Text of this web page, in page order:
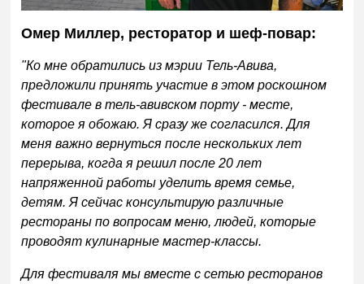
Омер Миллер, ресторатор и шеф-повар:
"Ко мне обратились из мэрии Тель-Авива,
предложили принять участие в этом роскошном
фестивале в тель-авивском порту - месте,
которое я обожаю. Я сразу же согласился. Для
меня важно вернуться после нескольких лет
перерыва, когда я решил после 20 лет
напряженной работы уделить время семье,
детям. Я сейчас консультирую различные
рестораны по вопросам меню, людей, которые
проводят кулинарные мастер-классы.
Для фестиваля мы вместе с сетью ресторанов